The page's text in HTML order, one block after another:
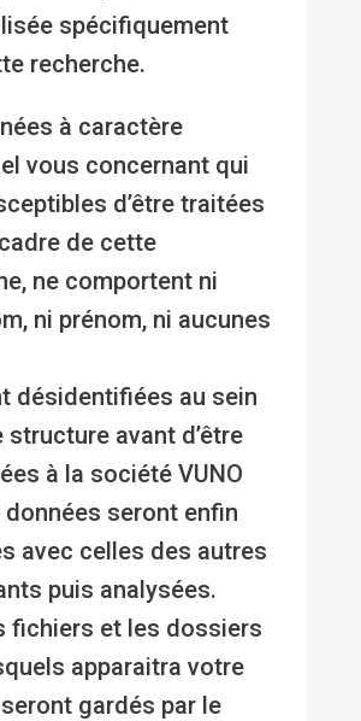
spécifiquement
recherche.
à caractère
vous concernant qui
d’être traitées
de cette
ne comportent ni
ni prénom, ni aucunes
désidentifiées au sein
structure avant d’être
à la société VUNO
données seront enfin
avec celles des autres
puis analysées.
fichiers et les dossiers
apparaitra votre
gardés par le